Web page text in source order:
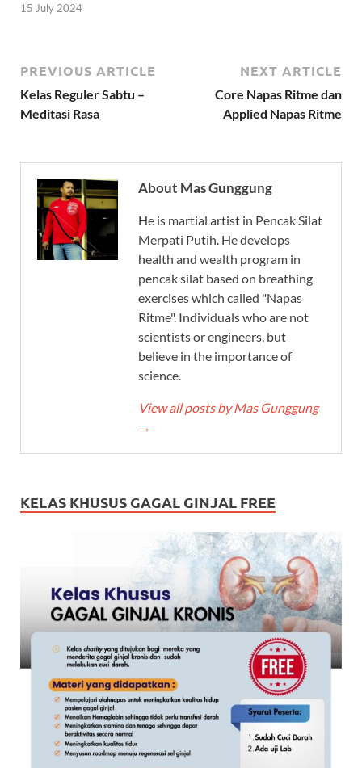
15 July 2024
PREVIOUS ARTICLE
Kelas Reguler Sabtu –
Meditasi Rasa
NEXT ARTICLE
Core Napas Ritme dan
Applied Napas Ritme
About Mas Gunggung
He is martial artist in Pencak Silat
Merpati Putih. He develops
health and wealth program in
pencak silat based on breathing
exercises which called "Napas
Ritme". Individuals who are not
scientists or engineers, but
believe in the importance of
science.
View all posts by Mas Gunggung
→
KELAS KHUSUS GAGAL GINJAL FREE